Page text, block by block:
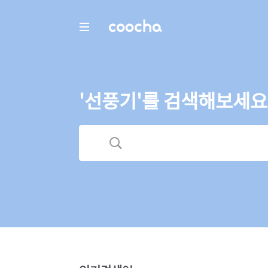
COOCHA
'선풍기'를 검색해보세